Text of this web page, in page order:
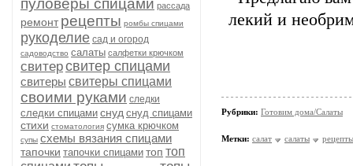
пуловеры спицами рассада
ремонт рецепты ромбы спицами
рукоделие сад и огород
садоводство салаты салфетки крючком
свитерсвитер спицами
свитеры свитеры спицами
своими руками следки
следки спицами снуд снуд спицами
стихи стоматология сумка крючком
супы схемы вязания спицами
тапочки тапочки спицами топ топ
лекий и
Рубрики: Готовим дома/Салаты
Метки: салат салаты рецепты